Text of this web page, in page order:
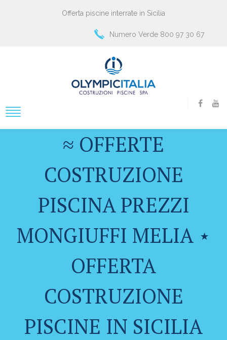
Offerta piscine interrate in Sicilia
Numero Verde 800 97 30 67
≈ OFFERTE
COSTRUZIONE
PISCINA PREZZI
MONGIUFFI MELIA ⋆
OFFERTA
COSTRUZIONE
PISCINE IN SICILIA